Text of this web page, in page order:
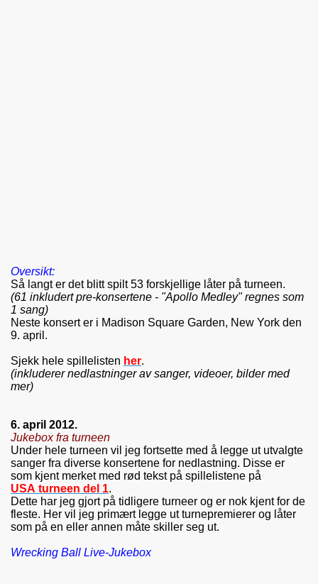
Oversikt:
Så langt er det blitt spilt 53 forskjellige låter på turneen.
(61 inkludert pre-konsertene - "Apollo Medley" regnes som
1 sang)
Neste konsert er i Madison Square Garden, New York den
9. april .
Sjekk hele spillelisten her.
(inkluderer nedlastninger av sanger, videoer, bilder med
mer)
6. april 2012.
Jukebox fra turneen
Under hele turneen vil jeg fortsette med å legge ut utvalgte
sanger fra diverse konsertene for nedlastning. Disse er
som kjent merket med rød tekst på spillelistene på
USA turneen del 1.
Dette har jeg gjort på tidligere turneer og er nok kjent for de
fleste. Her vil jeg primært legge ut turnepremierer og låter
som på en eller annen måte skiller seg ut.
Wrecking Ball Live-Jukebox